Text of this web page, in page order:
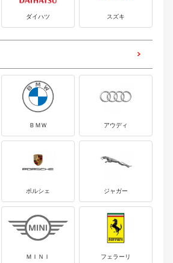
ダイハツ スズキ
ＢＭＷ アウディ
ポルシェ ジャガー
ＭＩＮＩ フェラーリ